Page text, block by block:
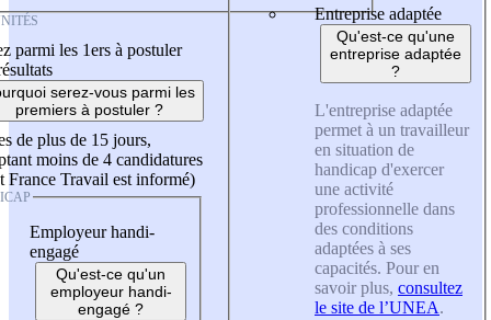
parmi les 1ers à postuler
serez-vous parmi les
premiers à postuler ?
de plus de 15 jours,
moins de 4 candidatures
France Travail est informé)
Employeur handi-
engagé
Qu'est-ce qu'un
employeur handi-
engagé ?
Entreprise adaptée
Qu'est-ce qu'une
entreprise adaptée
?
L'entreprise adaptée
permet à un travailleur
en situation de
handicap d'exercer
une activité
professionnelle dans
des conditions
adaptées à ses
capacités. Pour en
savoir plus, consultez
le site de l’UNEA.